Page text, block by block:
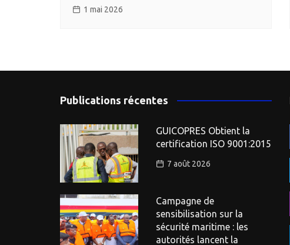
1 mai 2026
Publications récentes
GUICOPRES Obtient la
certification ISO 9001:2015
7 août 2026
Campagne de
sensibilisation sur la
sécurité maritime : les
autorités lancent la